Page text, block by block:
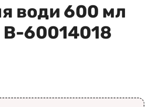
води 600 мл
B-60014018